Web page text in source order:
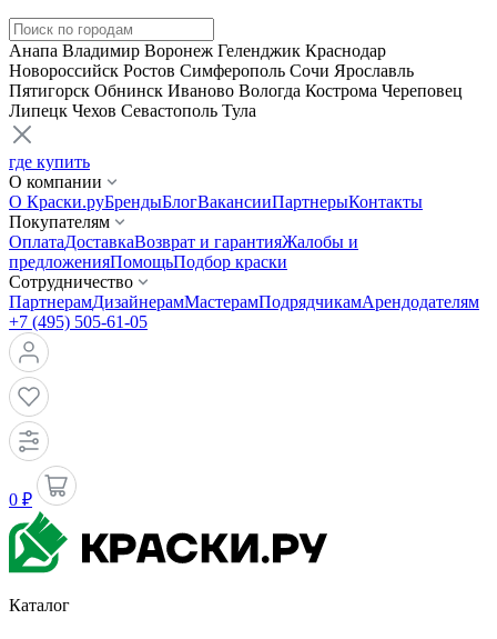
Анапа Владимир Воронеж Геленджик Краснодар
Новороссийск Ростов Симферополь Сочи Ярославль
Пятигорск Обнинск Иваново Вологда Кострома Череповец
Липецк Чехов Севастополь Тула
где купить
О компании
О Краски.руБрендыБлогВакансииПартнерыКонтакты
Покупателям
ОплатаДоставкаВозврат и гарантияЖалобы и
предложенияПомощьПодбор краски
Сотрудничество
ПартнерамДизайнерамМастерамПодрядчикамАрендодателям
+7 (495) 505-61-05
0 ₽
Каталог